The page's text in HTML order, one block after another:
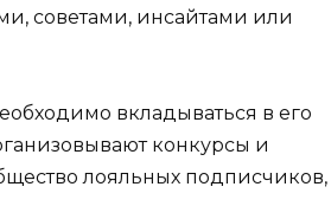
советами, инсайтами или
вкладываться в его
конкурсы и
лояльных подписчиков,